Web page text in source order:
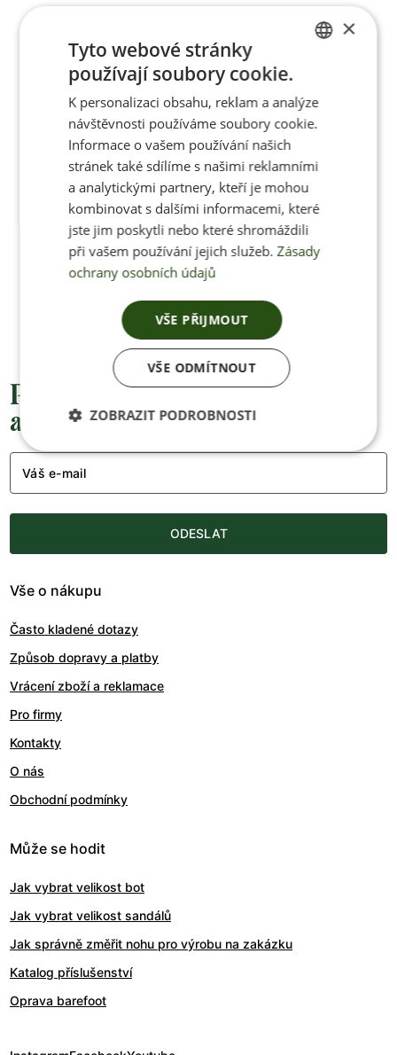
Poradíme vám s
výběrem
Po-Pá 8:00 – 17:00
Jan Pančocha
Přednostní informace o soutěžích,
akcích a novinkách
Váš e-mail
ODESLAT
Vše o nákupu
Často kladené dotazy
Způsob dopravy a platby
Vrácení zboží a reklamace
Pro firmy
Kontakty
O nás
Obchodní podmínky
Může se hodit
Jak vybrat velikost bot
Jak vybrat velikost sandálů
Jak správně změřit nohu pro výrobu na zakázku
Katalog příslušenství
Oprava barefoot
ENGLISH
×
Tyto webové stránky
používají soubory cookie.
K personalizaci obsahu, reklam a analýze
návštěvnosti používáme soubory cookie.
Informace o vašem používání našich
stránek také sdílíme s našimi reklamními
a analytickými partnery, kteří je mohou
kombinovat s dalšími informacemi, které
jste jim poskytli nebo které shromáždili
při vašem používání jejich služeb. Zásady
ochrany osobních údajů
VŠE PŘIJMOUT
VŠE ODMÍTNOUT
ZOBRAZIT PODROBNOSTI